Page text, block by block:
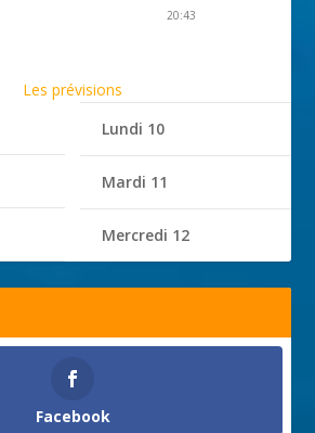
20:43
Les prévisions
Lundi 10
Mardi 11
Mercredi 12
Facebook